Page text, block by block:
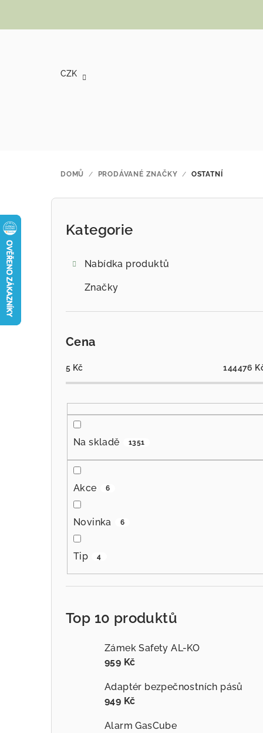
CZK
DOMŮ / PRODÁVANÉ ZNAČKY / OSTATNÍ
Postranní panel
Přeskočit kategorie
Kategorie
Nabídka produktů
Značky
Cena
5 Kč 144476
Na skladě 1351
Akce 6
Novinka 6
Tip 4
Top 10 produktů
Zámek Safety AL-KO
959 Kč
Adaptér bezpečnostních pásů
949 Kč
Alarm GasCube